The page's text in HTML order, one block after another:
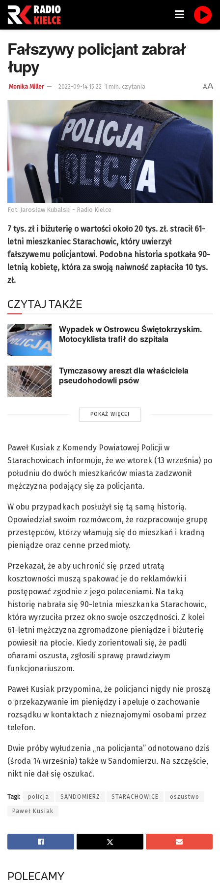
Fałszywy policjant zabrał
łupy
Monika Miller 2022-09-14 15:22 1 min. czytania AA
Fot. Jarosław Kubalski - Radio Kielce
7 tys. zł i biżuterię o wartości około 20 tys. zł. stracił 61-
letni mieszkaniec Starachowic, który uwierzył
fałszywemu policjantowi. Podobna historia spotkała 90-
letnią kobietę, która za swoją naiwność zapłaciła 10 tys.
zł.
CZYTAJ TAKŻE
Wypadek w Ostrowcu Świętokrzyskim.
Motocyklista trafił do szpitala
Tymczasowy areszt dla właściciela
pseudohodowli psów
POKAŻ WIĘCEJ
Paweł Kusiak z Komendy Powiatowej Policji w
Starachowicach informuje, że we wtorek (13 września) po
południu do dwóch mieszkańców miasta zadzwonił
mężczyzna podający się za policjanta.
W obu przypadkach posłużył się tą samą historią.
Opowiedział swoim rozmówcom, że rozpracowuje grupę
przestępców, którzy włamują się do mieszkań i kradną
pieniądze oraz cenne przedmioty.
Przekazał, że aby uchronić się przed utratą
kosztowności muszą spakować je do reklamówki i
postępować zgodnie z jego poleceniami. Na taką
historię nabrała się 90-letnia mieszkanka Starachowic,
która wyrzuciła przez okno swoje oszczędności. Z kolei
61-letni mężczyzna zgromadzone pieniądze i biżuterię
powiesił na płocie. Kiedy zorientowali się, że padli
ofiarami oszusta, zgłosili sprawę prawdziwym
funkcjonariuszom.
Paweł Kusiak przypomina, że policjanci nigdy nie proszą
o przekazywanie im pieniędzy i apeluje o zachowanie
rozsądku w kontaktach z nieznajomymi osobami przez
telefon.
Dwie próby wyłudzenia „na policjanta” odnotowano dziś
(środa 14 września) także w Sandomierzu. Na szczęście,
nikt nie dał się oszukać.
Tagi: policja SANDOMIERZ STARACHOWICE oszustwo
Paweł Kusiak
POLECAMY